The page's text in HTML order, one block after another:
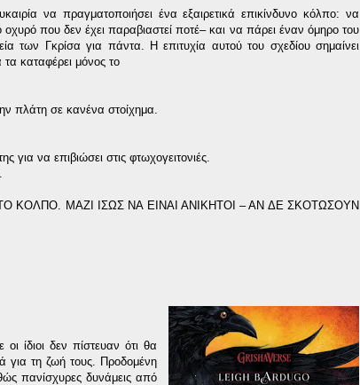
να πραγματοποιήσει ένα εξαιρετικά επικίνδυνο κόλπο: να
οχυρό που δεν έχει παραβιαστεί ποτέ– και να πάρει έναν όμηρο του
των Γκρίσα για πάντα. Η επιτυχία αυτού του σχεδίου σημαίνει
καταφέρει μόνος το
πλάτη σε κανένα στοίχημα.
για να επιβιώσει στις φτωχογειτονιές.
ΚΟΛΠΟ. ΜΑΖΙ ΙΣΩΣ ΝΑ ΕΙΝΑΙ ΑΝΙΚΗΤΟΙ – ΑΝ ΔΕ ΣΚΟΤΩΣΟΥΝ
ίδιοι δεν πίστευαν ότι θα
για τη ζωή τους. Προδομένη
πανίσχυρες δυνάμεις από